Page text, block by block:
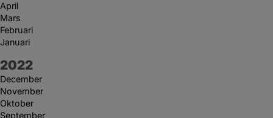
April
Mars
Februari
Januari
År:
2022
December
November
Oktober
September